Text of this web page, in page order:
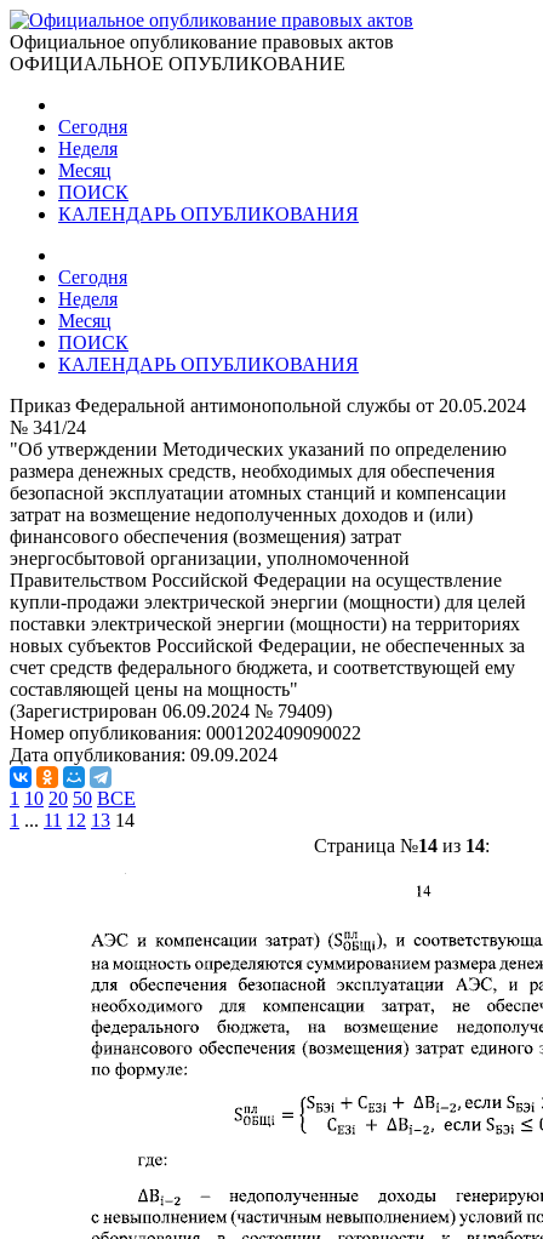
Официальное опубликование правовых актов
ОФИЦИАЛЬНОЕ ОПУБЛИКОВАНИЕ
Сегодня
Неделя
Месяц
ПОИСК
КАЛЕНДАРЬ ОПУБЛИКОВАНИЯ
Сегодня
Неделя
Месяц
ПОИСК
КАЛЕНДАРЬ ОПУБЛИКОВАНИЯ
Приказ Федеральной антимонопольной службы от 20.05.2024
№ 341/24
"Об утверждении Методических указаний по определению
размера денежных средств, необходимых для обеспечения
безопасной эксплуатации атомных станций и компенсации
затрат на возмещение недополученных доходов и (или)
финансового обеспечения (возмещения) затрат
энергосбытовой организации, уполномоченной
Правительством Российской Федерации на осуществление
купли-продажи электрической энергии (мощности) для целей
поставки электрической энергии (мощности) на территориях
новых субъектов Российской Федерации, не обеспеченных за
счет средств федерального бюджета, и соответствующей ему
составляющей цены на мощность"
(Зарегистрирован 06.09.2024 № 79409)
Номер опубликования: 0001202409090022
Дата опубликования: 09.09.2024
1 10 20 50 ВСЕ
1 ... 11 12 13 14
Страница №14из 14: